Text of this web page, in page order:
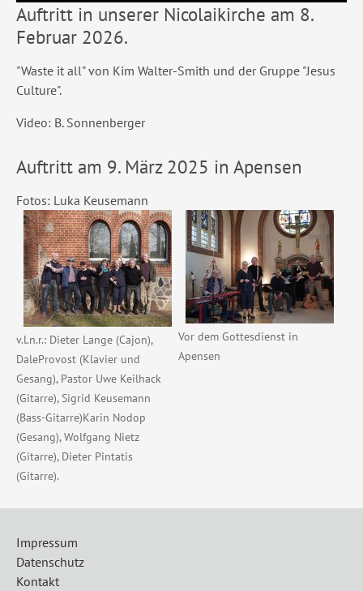
Auftritt in unserer Nicolaikirche am 8.
Februar 2026.
"Waste it all" von Kim Walter-Smith und der Gruppe "Jesus
Culture".
Video: B. Sonnenberger
v.l.n.r.: Dieter Lange (Cajon),
DaleProvost (Klavier und
Gesang), Pastor Uwe Keilhack
(Gitarre), Sigrid Keusemann
(Bass-Gitarre)Karin Nodop
(Gesang), Wolfgang Nietz
(Gitarre), Dieter Pintatis
(Gitarre).
Vor dem Gottesdienst in
Apensen
Auftritt am 9. März 2025 in Apensen
Fotos: Luka Keusemann
Impressum
Datenschutz
Kontakt